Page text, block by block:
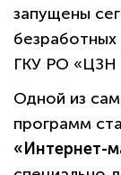
запущены
ГКУ РО «ЦЗН
Одной из
программ
«Интернет-